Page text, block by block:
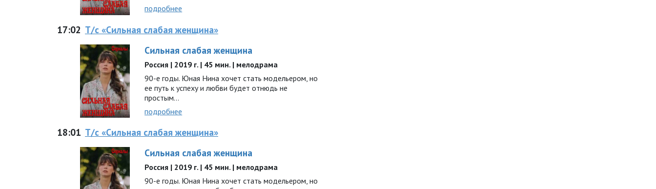
подробнее
17:02 Т/с «Сильная слабая женщина»
Сильная слабая женщина
Россия | 2019 г. | 45 мин. | мелодрама
90-е годы. Юная Нина хочет стать модельером, но
ее путь к успеху и любви будет отнюдь не
простым...
подробнее
18:01 Т/с «Сильная слабая женщина»
Сильная слабая женщина
Россия | 2019 г. | 45 мин. | мелодрама
90-е годы. Юная Нина хочет стать модельером, но